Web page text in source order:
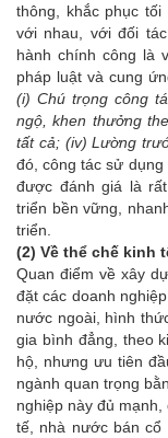
thông, khắc phục
với nhau, với đối
hành chính công là
pháp luật và cung
(i) Chú trọng công
ngộ, khen thưởng
tất cả; (iv) Lường
đó, công tác sử
được đánh giá là
triển bền vững,
triển.
(2) Về thể chế kinh
Quan điểm về xây
đặt các doanh
nước ngoài, hình
gia bình đẳng, theo
hộ, nhưng ưu tiên
ngành quan trọng
nghiệp này đủ
tế, nhà nước bán cổ